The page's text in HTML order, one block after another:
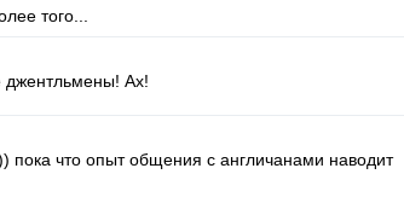
того...
джентльмены! Ах!
пока что опыт общения с англичанами наводит